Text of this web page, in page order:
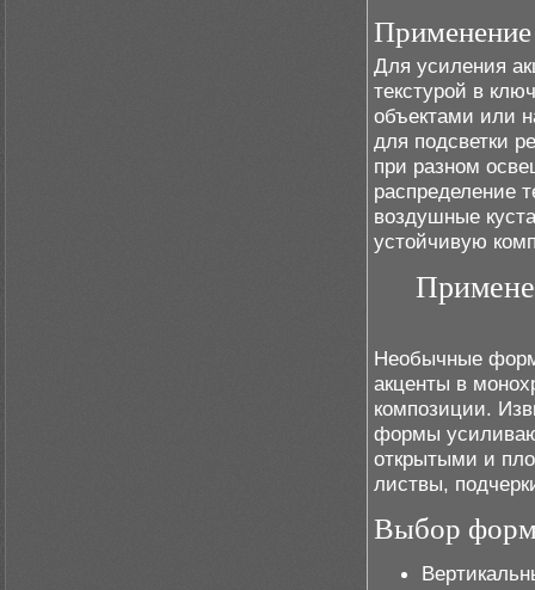
Для усиления
текстурой в
объектами или
для подсветки
при разном
распределение
воздушные
устойчивую
Необычные
акценты в
композиции.
формы
открытыми и
листвы,
Выбор форм